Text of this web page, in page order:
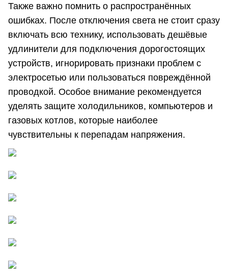
Также важно помнить о распространённых
ошибках. После отключения света не стоит сразу
включать всю технику, использовать дешёвые
удлинители для подключения дорогостоящих
устройств, игнорировать признаки проблем с
электросетью или пользоваться повреждённой
проводкой. Особое внимание рекомендуется
уделять защите холодильников, компьютеров и
газовых котлов, которые наиболее
чувствительны к перепадам напряжения.